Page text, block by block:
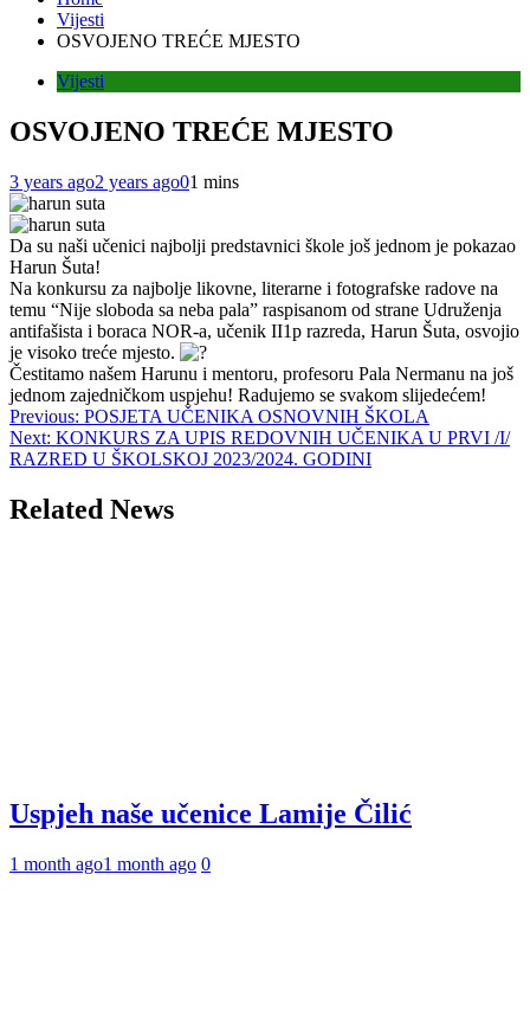
Vijesti
OSVOJENO TREĆE MJESTO
Vijesti
OSVOJENO TREĆE MJESTO
3 years ago2 years ago01 mins
Da su naši učenici najbolji predstavnici škole još jednom je pokazao
Harun Šuta!
Na konkursu za najbolje likovne, literarne i fotografske radove na
temu “Nije sloboda sa neba pala” raspisanom od strane Udruženja
antifašista i boraca NOR-a, učenik II1p razreda, Harun Šuta, osvojio
je visoko treće mjesto.
Čestitamo našem Harunu i mentoru, profesoru Pala Nermanu na još
jednom zajedničkom uspjehu! Radujemo se svakom slijedećem!
Post
navigation
Previous: POSJETA UČENIKA OSNOVNIH ŠKOLA
Next: KONKURS ZA UPIS REDOVNIH UČENIKA U PRVI /I/
RAZRED U ŠKOLSKOJ 2023/2024. GODINI
Related News
Uspjeh naše učenice Lamije Čilić
1 month ago1 month ago 0